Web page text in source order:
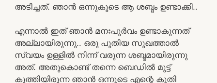
അടിച്ചത്. ഞാൻ ഒന്നുകൂടെ ആ ശബ്ദം ഉണ്ടാക്കി..
എന്നാൽ ഇത് ഞാൻ മനഃപൂർവം ഉണ്ടാകുന്നത്
അല്ലായിരുന്നു.. ഒരു പുതിയ സുഖത്താൽ
സ്വയം ഉള്ളിൽ നിന്ന് വരുന്ന ശബ്ദമായിരുന്നു
അത്. അതുകൊണ്ട് തന്നെ ബെഡിൽ മുട്ട്
കുത്തിയിരുന്ന ഞാൻ ഒന്നൂടെ എന്റെ കൂതി